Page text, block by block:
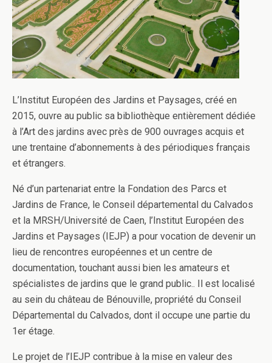
L’Institut Européen des Jardins et Paysages, créé en
2015, ouvre au public sa bibliothèque entièrement dédiée
à l’Art des jardins avec près de 900 ouvrages acquis et
une trentaine d’abonnements à des périodiques français
et étrangers.
Né d’un partenariat entre la Fondation des Parcs et
Jardins de France, le Conseil départemental du Calvados
et la MRSH/Université de Caen, l’Institut Européen des
Jardins et Paysages (IEJP) a pour vocation de devenir un
lieu de rencontres européennes et un centre de
documentation, touchant aussi bien les amateurs et
spécialistes de jardins que le grand public.. Il est localisé
au sein du château de Bénouville, propriété du Conseil
Départemental du Calvados, dont il occupe une partie du
1er étage.
Le projet de l’IEJP contribue à la mise en valeur des